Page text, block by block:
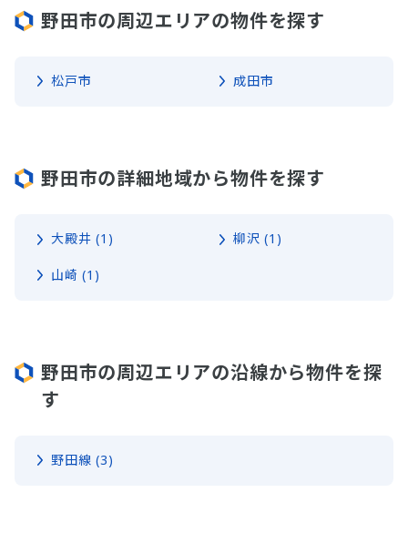
野田市の周辺エリアの物件を探す
松戸市 成田市
野田市の詳細地域から物件を探す
大殿井 (1) 柳沢 (1)
山崎 (1)
野田市の周辺エリアの沿線から物件を探
す
野田線 (3)